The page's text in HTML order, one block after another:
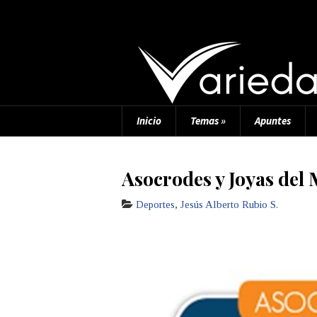
Inicio Temas» Apuntes
Asocrodes y Joyas del
Deportes, Jesús Alberto Rubio S.